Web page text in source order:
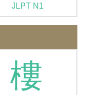
JLPT N1
樓